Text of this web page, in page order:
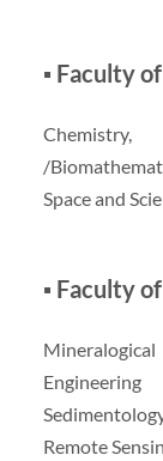
▪ Faculty
/
Space and
▪ Faculty
Remote